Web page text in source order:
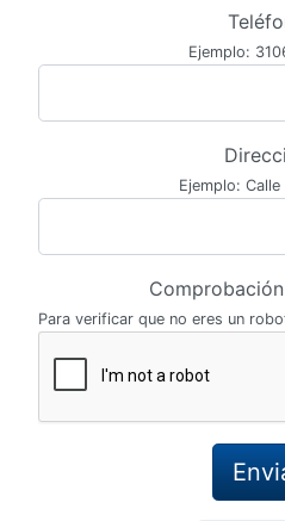
Ejemplo:
Ejemplo:
Para verificar que no eres un